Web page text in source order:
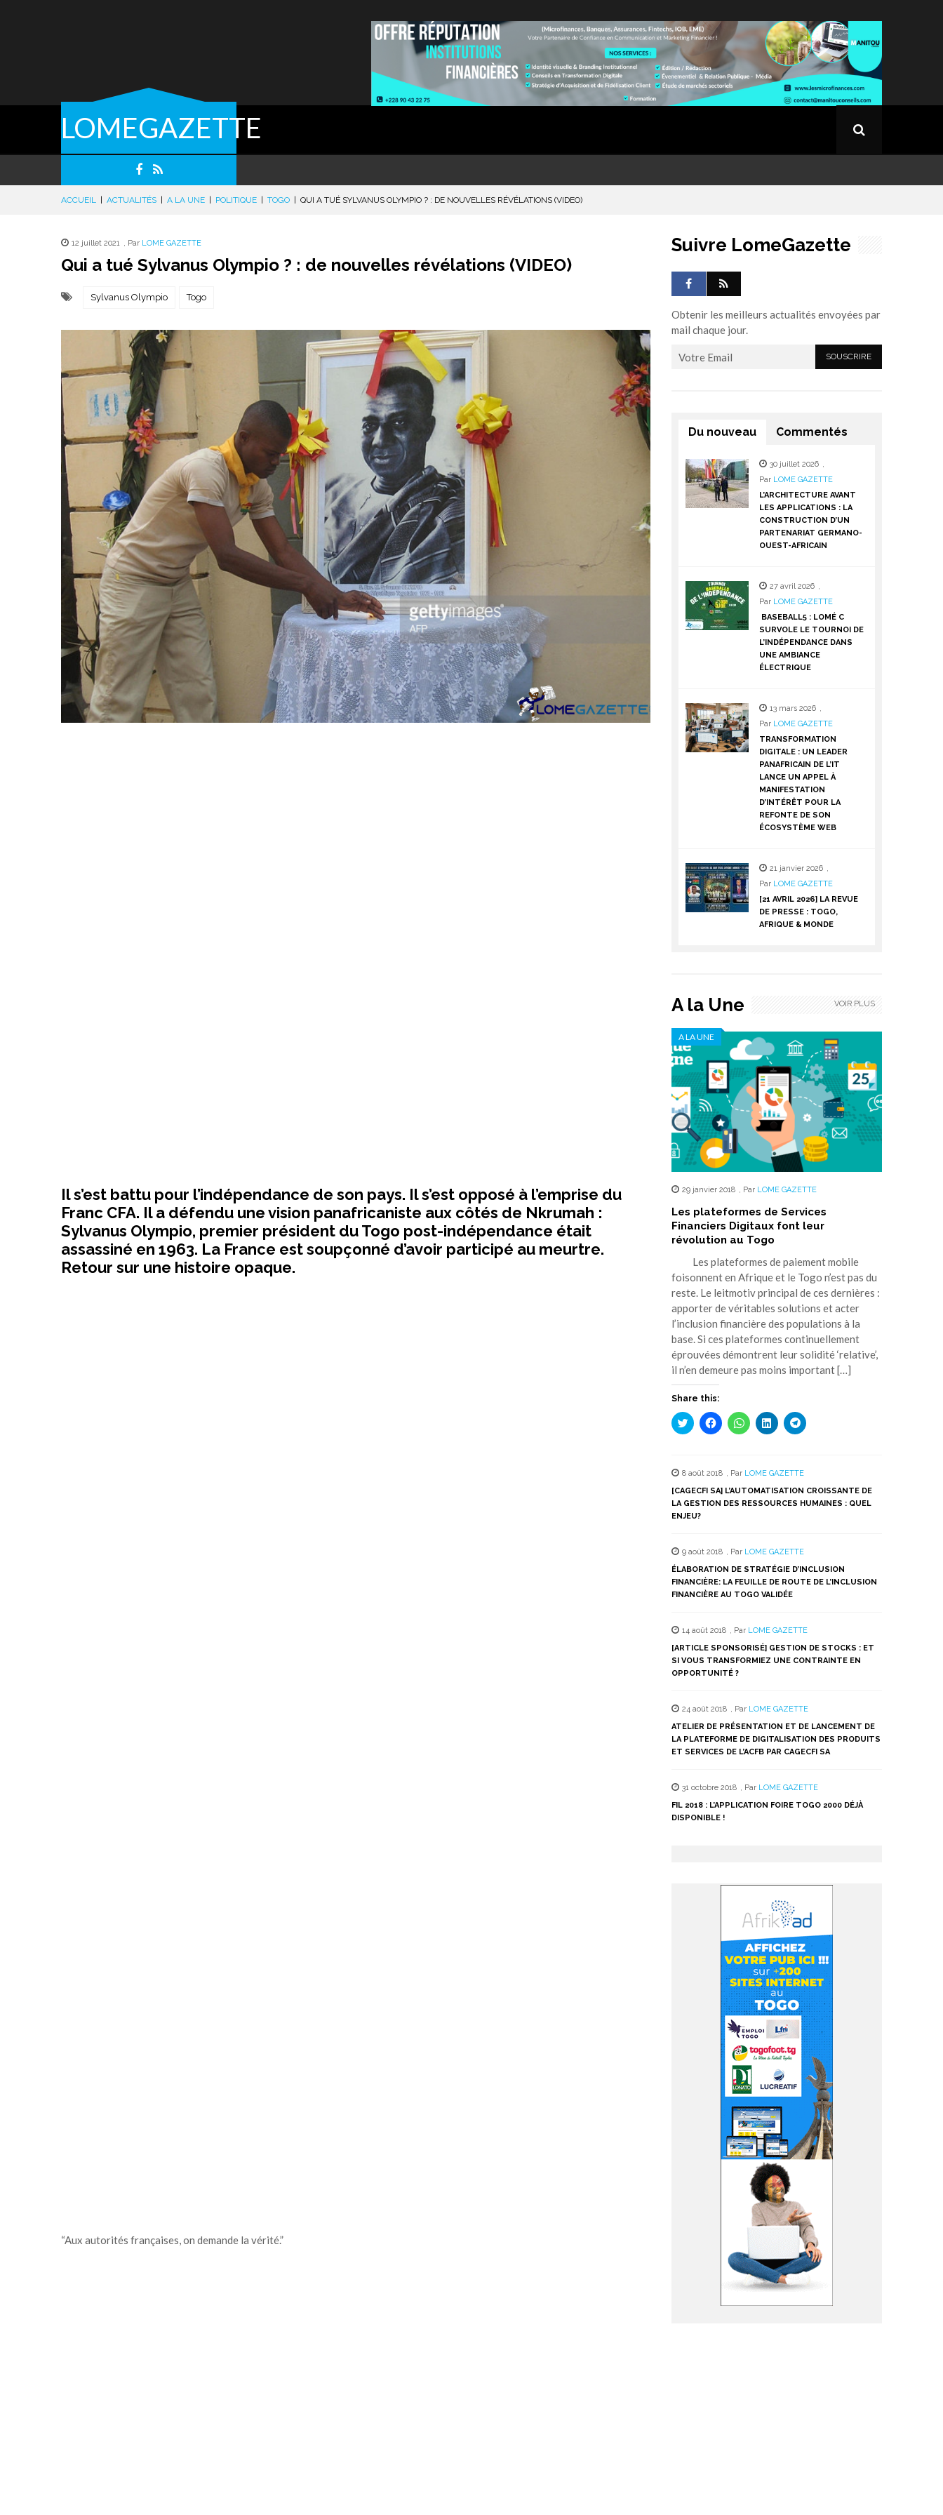
LOMEGAZETTE
ACCUEIL ACTUALITÉS A LA UNE POLITIQUE TOGO QUI A TUÉ SYLVANUS OLYMPIO ? : DE NOUVELLES RÉVÉLATIONS (VIDEO)
12 juillet 2021 , Par LOME GAZETTE
Qui a tué Sylvanus Olympio ? : de nouvelles révélations (VIDEO)
Sylvanus Olympio Togo
Il s’est battu pour l’indépendance de son pays. Il s’est opposé à l’emprise du
Franc CFA. Il a défendu une vision panafricaniste aux côtés de Nkrumah :
Sylvanus Olympio, premier président du Togo post-indépendance était
assassiné en 1963. La France est soupçonné d’avoir participé au meurtre.
Retour sur une histoire opaque.
“Aux autorités françaises, on demande la vérité.”
Suivre LomeGazette
Obtenir les meilleurs actualités envoyées par
mail chaque jour.
Du nouveau Commentés
30 juillet 2026 ,
Par LOME GAZETTE
L’ARCHITECTURE AVANT
LES APPLICATIONS : LA
CONSTRUCTION D’UN
PARTENARIAT GERMANO-
OUEST-AFRICAIN
27 avril 2026 ,
Par LOME GAZETTE
BASEBALL5 : LOMÉ C
SURVOLE LE TOURNOI DE
L’INDÉPENDANCE DANS
UNE AMBIANCE
ÉLECTRIQUE
13 mars 2026 ,
Par LOME GAZETTE
TRANSFORMATION
DIGITALE : UN LEADER
PANAFRICAIN DE L’IT
LANCE UN APPEL À
MANIFESTATION
D’INTÉRÊT POUR LA
REFONTE DE SON
ÉCOSYSTÈME WEB
21 janvier 2026 ,
Par LOME GAZETTE
[21 AVRIL 2026] LA REVUE
DE PRESSE : TOGO,
AFRIQUE & MONDE
A la Une
A LA UNE
29 janvier 2018 , Par LOME GAZETTE
Les plateformes de Services
Financiers Digitaux font leur
révolution au Togo
Les plateformes de paiement mobile
foisonnent en Afrique et le Togo n’est pas du
reste. Le leitmotiv principal de ces dernières :
apporter de véritables solutions et acter
l’inclusion financière des populations à la
base. Si ces plateformes continuellement
éprouvées démontrent leur solidité ‘relative’,
il n’en demeure pas moins important […]
Share this:
Cliquez
pour
une
nouvelle
fenêtre)
Cliquez
pour
une
nouvelle
fenêtre)
Cliquez
pour
une
nouvelle
fenêtre)
Cliquez
pour
une
nouvelle
fenêtre)
Cliquez
pour
une
nouvelle
fenêtre)
8 août 2018 , Par LOME GAZETTE
[CAGECFI SA] L’AUTOMATISATION CROISSANTE DE
LA GESTION DES RESSOURCES HUMAINES : QUEL
ENJEU?
9 août 2018 , Par LOME GAZETTE
ÉLABORATION DE STRATÉGIE D’INCLUSION
FINANCIÈRE: LA FEUILLE DE ROUTE DE L’INCLUSION
FINANCIÈRE AU TOGO VALIDÉE
14 août 2018 , Par LOME GAZETTE
[ARTICLE SPONSORISÉ] GESTION DE STOCKS : ET
SI VOUS TRANSFORMIEZ UNE CONTRAINTE EN
OPPORTUNITÉ ?
24 août 2018 , Par LOME GAZETTE
ATELIER DE PRÉSENTATION ET DE LANCEMENT DE
LA PLATEFORME DE DIGITALISATION DES PRODUITS
ET SERVICES DE L’ACFB PAR CAGECFI SA
31 octobre 2018 , Par LOME GAZETTE
FIL 2018 : L’APPLICATION FOIRE TOGO 2000 DÉJÀ
DISPONIBLE !
VOIR PLUS